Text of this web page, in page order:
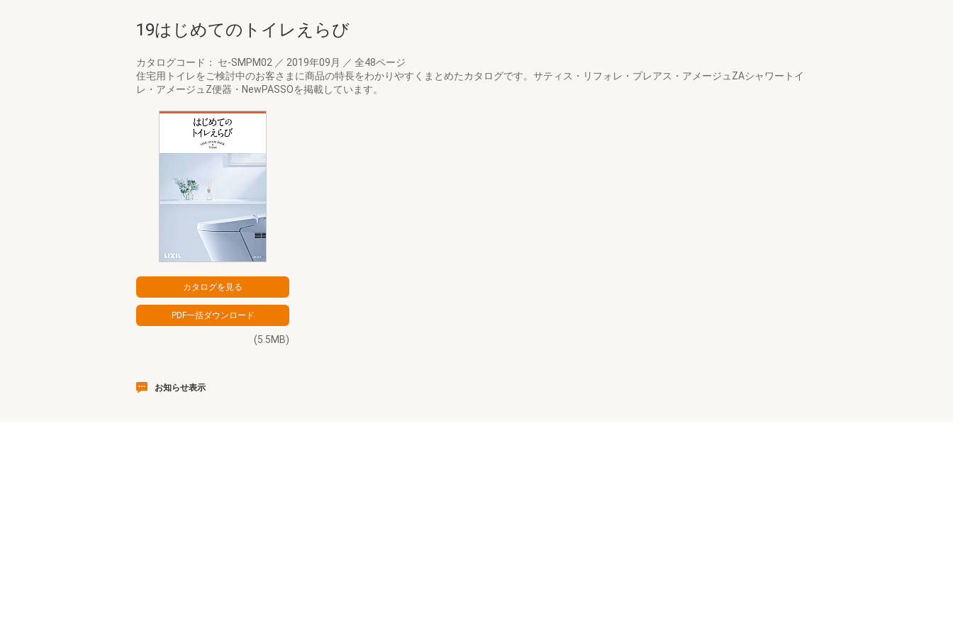
19はじめてのトイレえらび
カタログコード： セ-SMPM02 ／ 2019年09月 ／ 全48ページ
住宅用トイレをご検討中のお客さまに商品の特長をわかりやすくまとめたカタログです。サティス・リフォレ・プレアス・アメージュZAシャワートイ
レ・アメージュZ便器・NewPASSOを掲載しています。
(5.5MB)
お知らせ表示